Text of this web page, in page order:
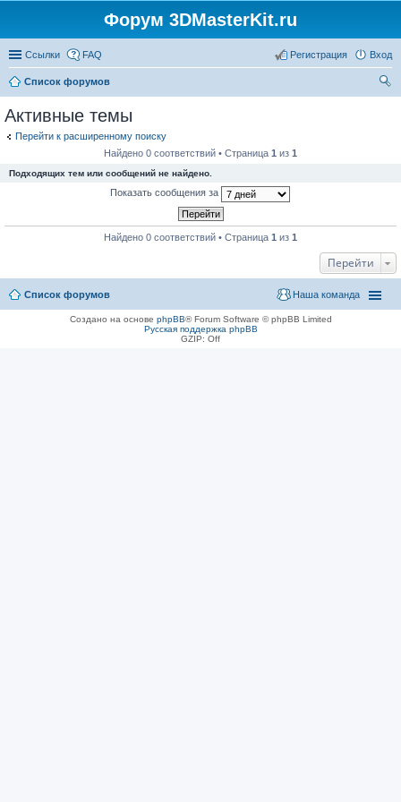
Форум 3DMasterKit.ru
Ссылки FAQ Вход
Регистрация
Список форумов
Активные темы
Перейти к расширенному поиску
Найдено 0 соответствий • Страница 1 из 1
Подходящих тем или сообщений не найдено.
Показать сообщения за
Найдено 0 соответствий • Страница 1 из 1
Перейти
Список форумов Наша команда
Создано на основе phpBB® Forum Software © phpBB Limited
Русская поддержка phpBB
GZIP: Off